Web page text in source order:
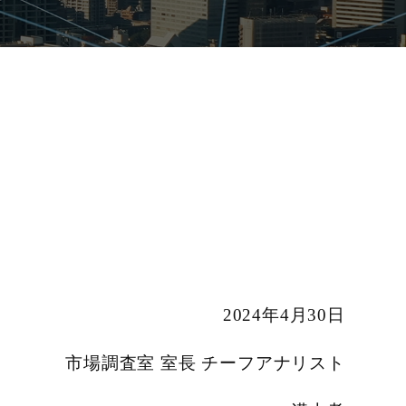
2024年4月30日
市場調査室 室長 チーフアナリスト